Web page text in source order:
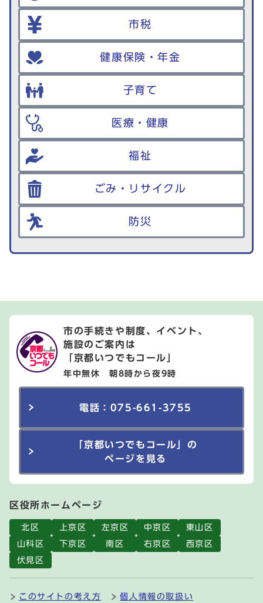
市税
健康保険・年金
子育て
医療・健康
福祉
ごみ・リサイクル
防災
市の手続きや制度、イベント、
施設のご案内は
「京都いつでもコール」
年中無休 朝8時から夜9時
電話：075-661-3755
「京都いつでもコール」の
ページを見る
区役所ホームページ
北区 上京区 左京区 中京区
東山区
山科区
下京区 南区 右京区
西京区
伏見区
このサイトの考え方 個人情報の取扱い